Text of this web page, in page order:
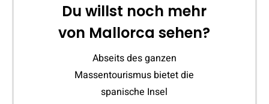
Du willst noch mehr
von Mallorca sehen?
Abseits des ganzen
Massentourismus bietet die
spanische Insel